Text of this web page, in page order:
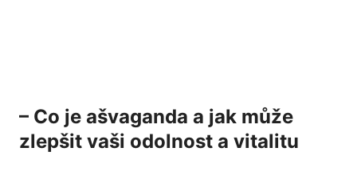
– Co je ašvaganda a jak může
zlepšit vaši odolnost a vitalitu